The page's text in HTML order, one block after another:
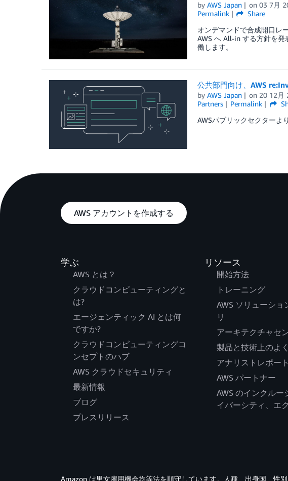
by AWS Japan on03 7月
Permalink
Share
オンデマンドで合成開口レ
AWS へ All-in する方針を発
働します。
公共部門向け、AWS
by AWS Japan on 20 12月
Partners
Permalink
AWSパブリックセクター
AWS アカウントを作成する
学ぶ
AWS とは？
クラウドコンピューティングと
は?
エージェンティック AI とは何
ですか?
クラウドコンピューティングコ
ンセプトのハブ
AWS クラウドセキュリティ
最新情報
ブログ
プレスリリース
リソース
開始方法
トレーニング
AWS ソリューショ
リ
アーキテクチャセ
製品と技術上のよ
アナリストレポート
AWS パートナー
AWS のインクルー
イバーシティ、エ
Amazon は男女雇用機会均等法を順守しています。人種、出身国、性